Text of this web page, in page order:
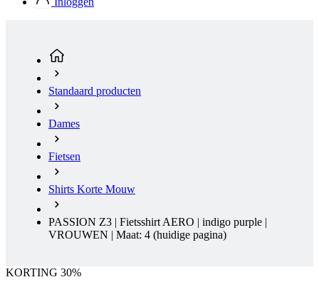
Dames
Fietsen
Shirts Korte Mouw
PASSION Z3 | Fietsshirt AERO | indigo purple |
VROUWEN | Maat: 4
KORTING 30%
Korting KORTING 30%